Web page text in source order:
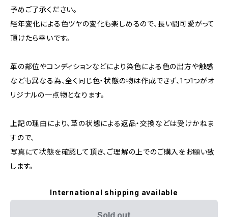
予めご了承ください。
経年変化による色ツヤの変化も楽しめるので、長い間可愛がって
頂けたら幸いです。
革の部位やコンディションなどにより染色による色の出方や触感
なども異なる為、全く同じ色・状態の物は作成できず、1つ1つがオ
リジナルの一点物となります。
上記の理由により、革の状態による返品・交換などは受けかねま
すので、
写真にて状態を確認して頂き、ご理解の上でのご購入をお願い致
します。
International shipping available
Sold out